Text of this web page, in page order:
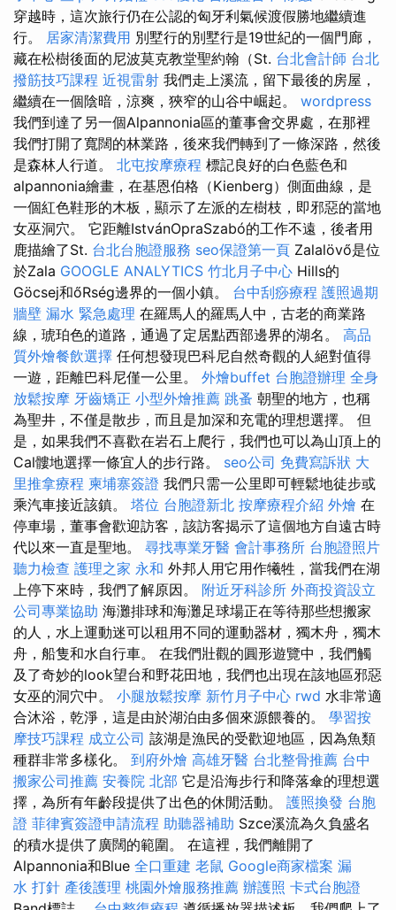
穿越時，這次旅行仍在公認的匈牙利氣候渡假勝地繼續進
行。 居家清潔費用 別墅行的別墅行是19世紀的一個門廊，
藏在松樹後面的尼波莫克教堂聖約翰（St. 台北會計師 台北
撥筋技巧課程 近視雷射 我們走上溪流，留下最後的房屋，
繼續在一個陰暗，涼爽，狹窄的山谷中崛起。 wordpress
我們到達了另一個Alpannonia區的董事會交界處，在那裡
我們打開了寬闊的林業路，後來我們轉到了一條深路，然後
是森林人行道。 北屯按摩療程 標記良好的白色藍色和
alpannonia繪畫，在基恩伯格（Kienberg）側面曲線，是
一個紅色鞋形的木板，顯示了左派的左樹枝，即邪惡的當地
女巫洞穴。 它距離IstvánOpraSzabó的工作不遠，後者用
鹿描繪了St. 台北台胞證服務 seo保證第一頁 Zalalövő是位
於Zala GOOGLE ANALYTICS 竹北月子中心 Hills的
Göcsej和őRség邊界的一個小鎮。 台中刮痧療程 護照過期
牆壁 漏水 緊急處理 在羅馬人的羅馬人中，古老的商業路
線，琥珀色的道路，通過了定居點西部邊界的湖名。 高品
質外燴餐飲選擇 任何想發現巴科尼自然奇觀的人絕對值得
一遊，距離巴科尼僅一公里。 外燴buffet 台胞證辦理 全身
放鬆按摩 牙齒矯正 小型外燴推薦 跳蚤 朝聖的地方，也稱
為聖井，不僅是散步，而且是加深和充電的理想選擇。 但
是，如果我們不喜歡在岩石上爬行，我們也可以為山頂上的
Cal髏地選擇一條宜人的步行路。 seo公司 免費寫訴狀 大
里推拿療程 柬埔寨簽證 我們只需一公里即可輕鬆地徒步或
乘汽車接近該鎮。 塔位 台胞證新北 按摩療程介紹 外燴 在
停車場，董事會歡迎訪客，該訪客揭示了這個地方自遠古時
代以來一直是聖地。 尋找專業牙醫 會計事務所 台胞證照片
聽力檢查 護理之家 永和 外邦人用它用作犧牲，當我們在湖
上停下來時，我們了解原因。 附近牙科診所 外商投資設立
公司專業協助 海灘排球和海灘足球場正在等待那些想搬家
的人，水上運動迷可以租用不同的運動器材，獨木舟，獨木
舟，船隻和水自行車。 在我們壯觀的圓形遊覽中，我們觸
及了奇妙的look望台和野花田地，我們也出現在該地區邪惡
女巫的洞穴中。 小腿放鬆按摩 新竹月子中心 rwd 水非常適
合沐浴，乾淨，這是由於湖泊由多個來源餵養的。 學習按
摩技巧課程 成立公司 該湖是漁民的受歡迎地區，因為魚類
種群非常多樣化。 到府外燴 高雄牙醫 台北整骨推薦 台中
搬家公司推薦 安養院 北部 它是沿海步行和降落傘的理想選
擇，為所有年齡段提供了出色的休閒活動。 護照換發 台胞
證 菲律賓簽證申請流程 助聽器補助 Szce溪流為久負盛名
的積水提供了廣闊的範圍。 在這裡，我們離開了
Alpannonia和Blue 全口重建 老鼠 Google商家檔案 漏
水 打針 產後護理 桃園外燴服務推薦 辦護照 卡式台胞證